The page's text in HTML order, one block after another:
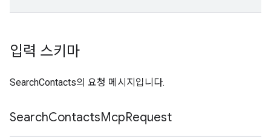
입력 스키마
SearchContacts의 요청 메시지입니다.
SearchContactsMcpRequest